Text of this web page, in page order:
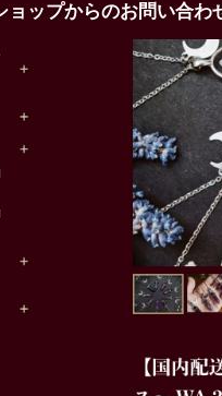
ョップからのお問い合わ